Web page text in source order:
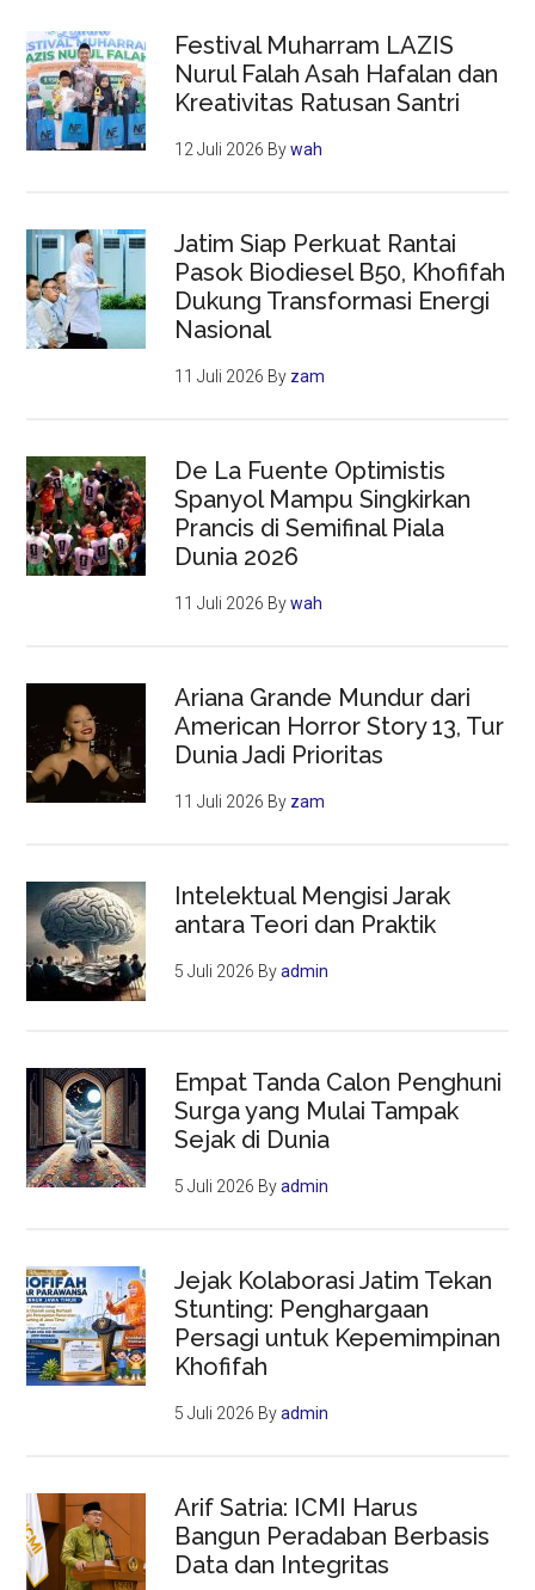
Festival Muharram LAZIS
Nurul Falah Asah Hafalan dan
Kreativitas Ratusan Santri
12 Juli 2026 Bywah
Jatim Siap Perkuat Rantai
Pasok Biodiesel B50, Khofifah
Dukung Transformasi Energi
Nasional
11 Juli 2026 By zam
De La Fuente Optimistis
Spanyol Mampu Singkirkan
Prancis di Semifinal Piala
Dunia 2026
11 Juli 2026 Bywah
Ariana Grande Mundur dari
American Horror Story 13, Tur
Dunia Jadi Prioritas
11 Juli 2026 By zam
Intelektual Mengisi Jarak
antara Teori dan Praktik
5 Juli 2026 Byadmin
Empat Tanda Calon Penghuni
Surga yang Mulai Tampak
Sejak di Dunia
5 Juli 2026 Byadmin
Jejak Kolaborasi Jatim Tekan
Stunting: Penghargaan
Persagi untuk Kepemimpinan
Khofifah
5 Juli 2026 Byadmin
Arif Satria: ICMI Harus
Bangun Peradaban Berbasis
Data dan Integritas